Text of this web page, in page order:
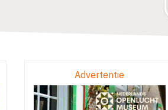
Advertentie